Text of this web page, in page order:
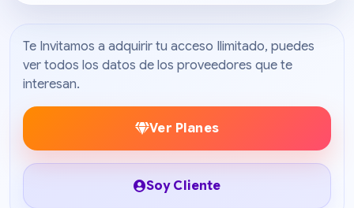
Te Invitamos a adquirir tu acceso Ilimitado, puedes
ver todos los datos de los proveedores que te
interesan.
Ver Planes
Soy Cliente